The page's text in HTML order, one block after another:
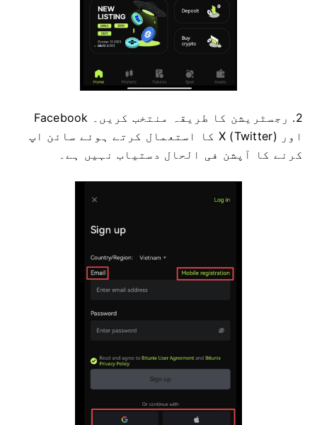
2. رجسٹریشن کا طریقہ منتخب کریں۔
Facebook
اور X (Twitter) کا استعمال کرتے ہوئے سائن اپ
کرنے کا آپشن فی الحال دستیاب نہیں ہے۔